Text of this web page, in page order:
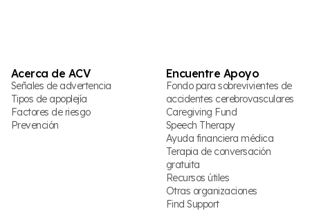
Acerca de ACV
Señales de advertencia
Tipos de apoplejía
Factores de riesgo
Prevención
Encuentre Apoyo
Fondo para sobrevivientes de
accidentes cerebrovasculares
Caregiving Fund
Speech Therapy
Ayuda financiera médica
Terapia de conversación
gratuita
Recursos útiles
Otras organizaciones
Find Support